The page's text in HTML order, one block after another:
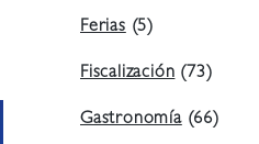
Ferias(5)
Fiscalización(73)
Gastronomía(66)